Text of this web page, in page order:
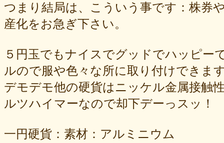
つまり結局は、こういう事です：株券
産化をお急ぎ下さい。
５円玉でもナイスでグッドでハッピー
ルので服や色々な所に取り付けできま
デモデモ他の硬貨はニッケル金属接触
ルツハイマーなので却下デーっスッ！
一円硬貨：素材：アルミニウム